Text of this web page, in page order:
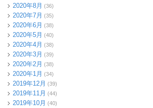
2020年8月 (36)
2020年7月 (35)
2020年6月 (38)
2020年5月 (40)
2020年4月 (38)
2020年3月 (39)
2020年2月 (38)
2020年1月 (34)
2019年12月 (39)
2019年11月 (44)
2019年10月 (40)